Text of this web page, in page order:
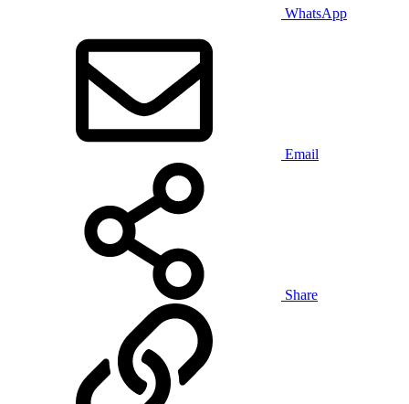
WhatsApp
Email
Share